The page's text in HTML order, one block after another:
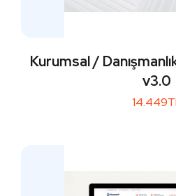
Kurumsal /
v3.0